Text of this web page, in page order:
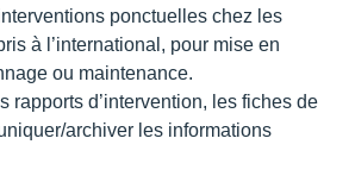
ponctuelles chez les
à l’international, pour mise en
ou maintenance.
rapports d’intervention, les fiches de
archiver les informations